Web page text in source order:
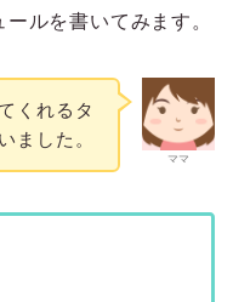
ルを書いてみます。
ママ
くれるタ
ました。